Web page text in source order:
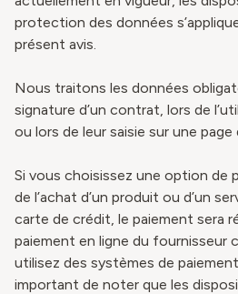
protection des données
présent avis.
Nous traitons les données
signature d’un contrat, lors de
ou lors de leur saisie sur une page
Si vous choisissez une option de
de l’achat d’un produit ou d’un
carte de crédit, le paiement sera
paiement en ligne du fournisseur
utilisez des systèmes de
important de noter que les